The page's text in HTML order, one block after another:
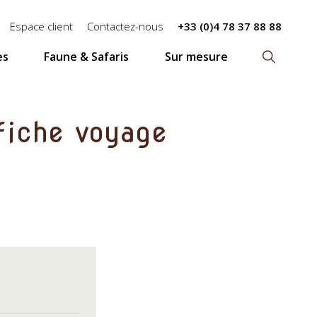
Espace client Contactez-nous +33 (0)4 78 37 88 88
Faune & Safaris Sur mesure
voyage